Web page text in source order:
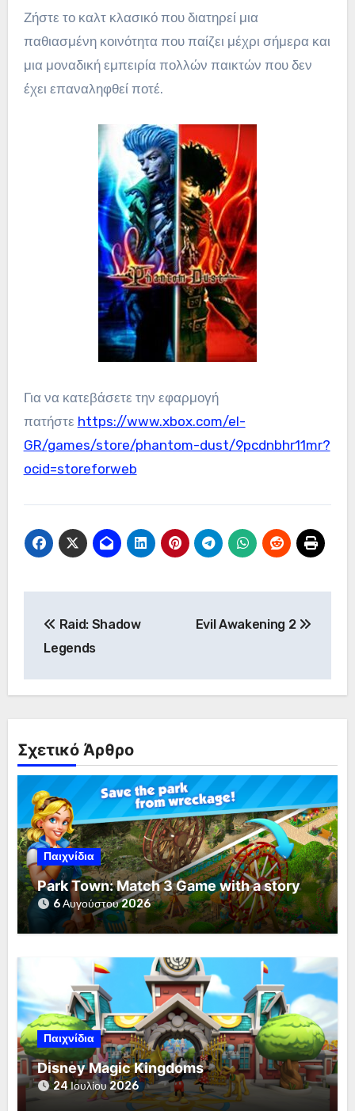
Ζήστε το καλτ κλασικό που διατηρεί μια
παθιασμένη κοινότητα που παίζει μέχρι σήμερα και
μια μοναδική εμπειρία πολλών παικτών που δεν
έχει επαναληφθεί ποτέ.
Για να κατεβάσετε την εφαρμογή
πατήστε https://www.xbox.com/el-
GR/games/store/phantom-dust/9pcdnbhr11mr?
ocid=storeforweb
άρθρων
Raid: Shadow
Legends
Evil Awakening 2
Σχετικό Άρθρο
Παιχνίδια
Park Town: Match 3 Game with a story
6 Αυγούστου 2026
Παιχνίδια
Disney Magic Kingdoms
24 Ιουλίου 2026